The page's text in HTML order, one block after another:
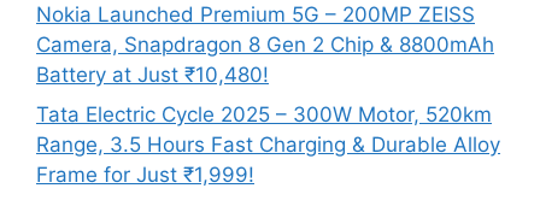
Nokia Launched Premium 5G – 200MP ZEISS
Camera, Snapdragon 8 Gen 2 Chip & 8800mAh
Battery at Just ₹10,480!
Tata Electric Cycle 2025 – 300W Motor, 520km
Range, 3.5 Hours Fast Charging & Durable Alloy
Frame for Just ₹1,999!